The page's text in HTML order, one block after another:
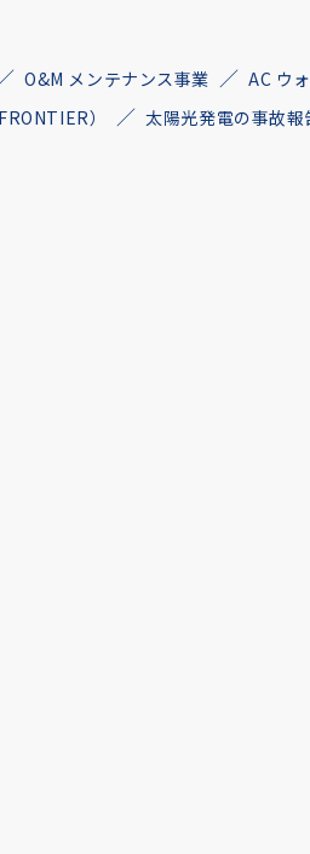
O&M メンテナンス事業
AC ウ
）
太陽光発電の事故報